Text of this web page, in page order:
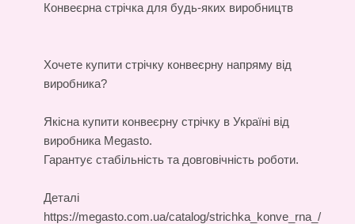
Конвеєрна стрічка для будь-яких виробництв
Хочете купити стрічку конвеєрну напряму від
виробника?
Якісна купити конвеєрну стрічку в Україні від
виробника Megasto.
Гарантує стабільність та довговічність роботи.
Деталі
https://megasto.com.ua/catalog/strichka_konve_rna_/